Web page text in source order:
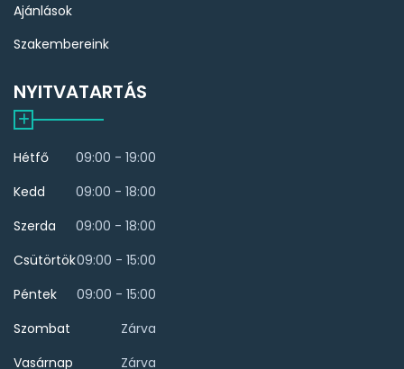
Ajánlások
Szakembereink
NYITVATARTÁS
Hétfő
09:00 - 19:00
Kedd
09:00 - 18:00
Szerda
09:00 - 18:00
Csütörtök09:00 - 15:00
Péntek
09:00 - 15:00
Szombat
Zárva
Vasárnap
Zárva